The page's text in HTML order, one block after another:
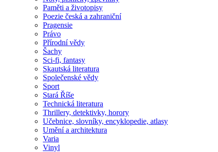
Paměti a životopisy
Poezie česká a zahraniční
Pragensie
Právo
Přírodní vědy
Šachy
Sci-fi, fantasy
Skautská literatura
Společenské vědy
Sport
Stará Říše
Technická literatura
Thrillery, detektivky, horory
Učebnice, slovníky, encyklopedie, atlasy
Umění a architektura
Varia
Vinyl